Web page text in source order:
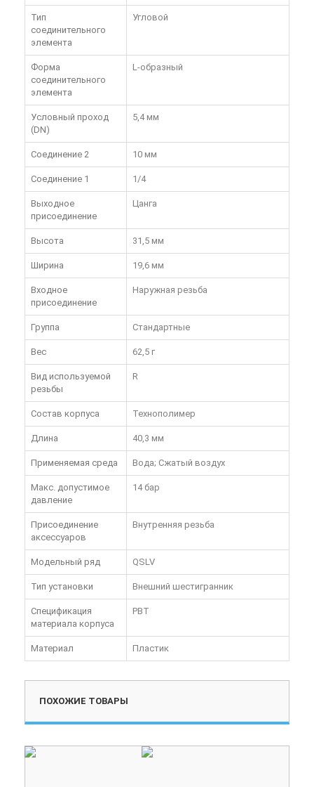
Тип
соединительного
элемента
Угловой
Форма
соединительного
элемента
L-образный
Условный проход
(DN)
5,4 мм
Соединение 2 10 мм
Соединение 1 1/4
Выходное
присоединение
Цанга
Высота 31,5 мм
Ширина 19,6 мм
Входное
присоединение
Наружная резьба
Группа Стандартные
Вес 62,5 г
Вид используемой
резьбы
R
Состав корпуса Технополимер
Длина 40,3 мм
Применяемая среда Вода; Сжатый воздух
Макс. допустимое
давление
14 бар
Присоединение
аксессуаров
Внутренняя резьба
Модельный ряд QSLV
Тип установки Внешний шестигранник
Спецификация
материала корпуса
PBT
Материал Пластик
ПОХОЖИЕ ТОВАРЫ